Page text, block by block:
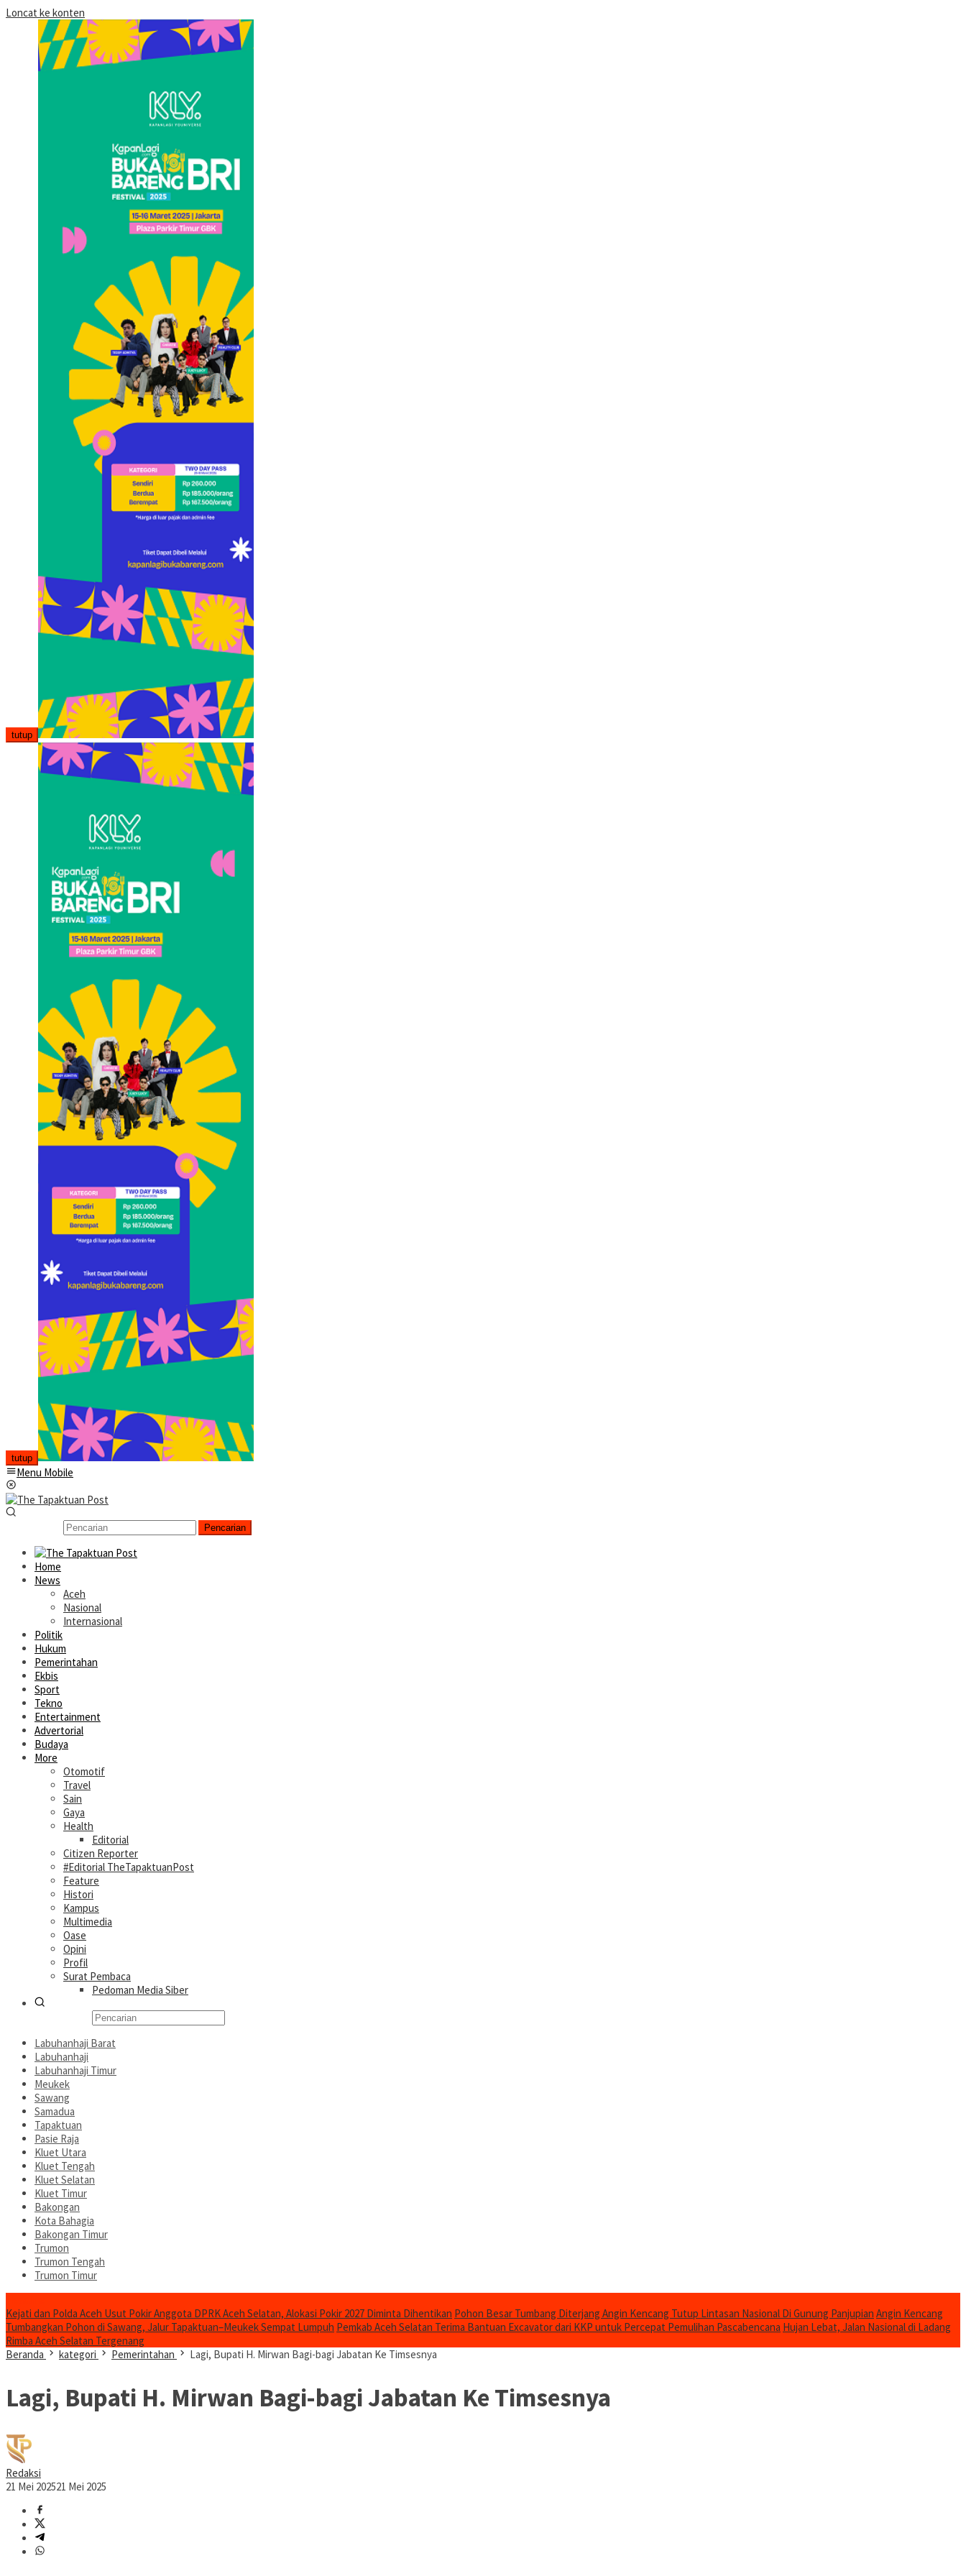
Loncat ke konten
tutup
tutup
Menu Mobile
Pencarian
Home
News
Aceh
Nasional
Internasional
Politik
Hukum
Pemerintahan
Ekbis
Sport
Tekno
Entertainment
Advertorial
Budaya
More
Otomotif
Travel
Sain
Gaya
Health
Editorial
Citizen Reporter
#Editorial TheTapaktuanPost
Feature
Histori
Kampus
Multimedia
Oase
Opini
Profil
Surat Pembaca
Pedoman Media Siber
Labuhanhaji Barat
Labuhanhaji
Labuhanhaji Timur
Meukek
Sawang
Samadua
Tapaktuan
Pasie Raja
Kluet Utara
Kluet Tengah
Kluet Selatan
Kluet Timur
Bakongan
Kota Bahagia
Bakongan Timur
Trumon
Trumon Tengah
Trumon Timur
Kejati dan Polda Aceh Usut Pokir Anggota DPRK Aceh Selatan, Alokasi Pokir 2027 Diminta Dihentikan Pohon Besar Tumbang Diterjang Angin Kencang Tutup Lintasan Nasional Di Gunung Panjupian Angin Kencang
Tumbangkan Pohon di Sawang, Jalur Tapaktuan–Meukek Sempat Lumpuh Pemkab Aceh Selatan Terima Bantuan Excavator dari KKP untuk Percepat Pemulihan Pascabencana Hujan Lebat, Jalan Nasional di Ladang
Rimba Aceh Selatan Tergenang
Beranda
kategori Pemerintahan Lagi, Bupati H. Mirwan Bagi-bagi Jabatan Ke Timsesnya
Lagi, Bupati H. Mirwan Bagi-bagi Jabatan Ke Timsesnya
Redaksi
21 Mei 202521 Mei 2025